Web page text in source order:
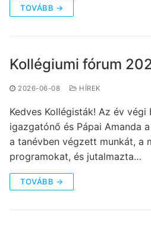
TOVÁBB →
Kollégiumi fórum
2026-06-08 HÍREK
Kedves Kollégisták! Az év végi
igazgatónő és Pápai Amanda
a tanévben végzett munkát, a
programokat, és jutalmazta…
TOVÁBB →